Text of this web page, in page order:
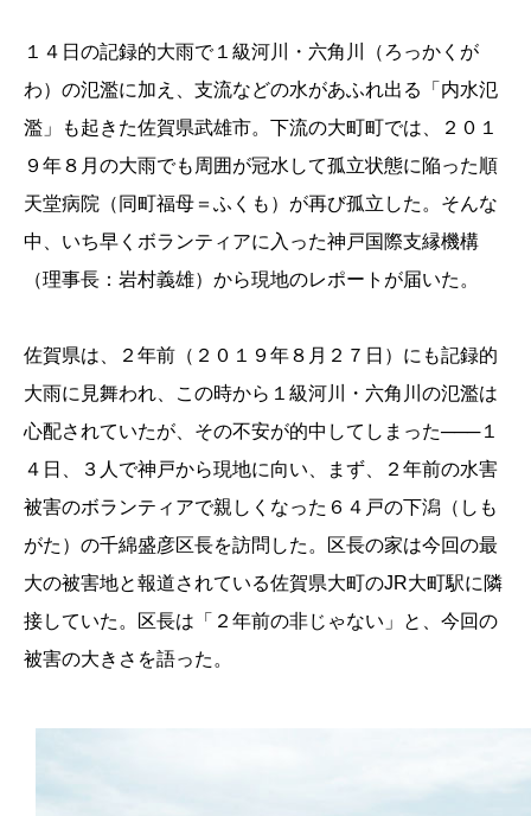
１４日の記録的大雨で１級河川・六角川（ろっかくが
わ）の氾濫に加え、支流などの水があふれ出る「内水氾
濫」も起きた佐賀県武雄市。下流の大町町では、２０１
９年８月の大雨でも周囲が冠水して孤立状態に陥った順
天堂病院（同町福母＝ふくも）が再び孤立した。そんな
中、いち早くボランティアに入った神戸国際支縁機構
（理事長：岩村義雄）から現地のレポートが届いた。
佐賀県は、２年前（２０１９年８月２７日）にも記録的
大雨に見舞われ、この時から１級河川・六角川の氾濫は
心配されていたが、その不安が的中してしまった───１
４日、３人で神戸から現地に向い、まず、２年前の水害
被害のボランティアで親しくなった６４戸の下潟（しも
がた）の千綿盛彦区長を訪問した。区長の家は今回の最
大の被害地と報道されている佐賀県大町のJR大町駅に隣
接していた。区長は「２年前の非じゃない」と、今回の
被害の大きさを語った。